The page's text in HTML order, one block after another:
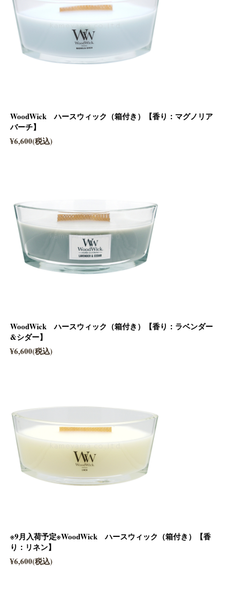
WoodWick ハースウィック（箱付き）【香り：マグノリア
バーチ】
¥6,600(税込)
WoodWick ハースウィック（箱付き）【香り：ラベンダー
&シダー】
¥6,600(税込)
※9月入荷予定※WoodWick ハースウィック（箱付き）【香
り：リネン】
¥6,600(税込)